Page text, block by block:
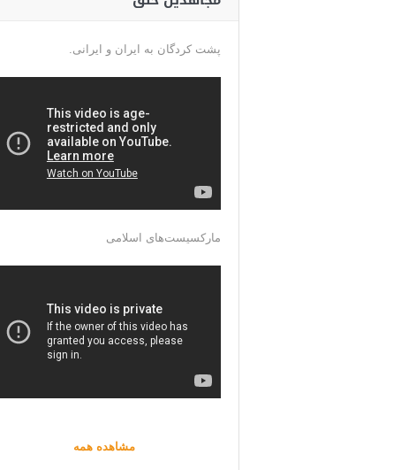
پشت کردگان به ایران و ایرانی.
مارکسیست‌های اسلامی
مشاهده همه